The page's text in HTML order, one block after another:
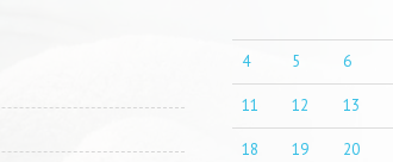
4 5 6
11 12 13
18 19 20